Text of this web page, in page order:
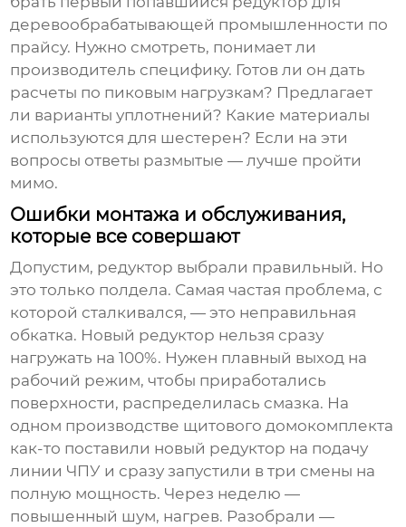
деревообрабатывающей промышленности по
прайсу. Нужно смотреть, понимает ли
производитель специфику. Готов ли он дать
расчеты по пиковым нагрузкам? Предлагает
ли варианты уплотнений? Какие материалы
используются для шестерен? Если на эти
вопросы ответы размытые — лучше пройти
мимо.
Ошибки монтажа и обслуживания,
которые все совершают
Допустим, редуктор выбрали правильный. Но
это только полдела. Самая частая проблема, с
которой сталкивался, — это неправильная
обкатка. Новый редуктор нельзя сразу
нагружать на 100%. Нужен плавный выход на
рабочий режим, чтобы приработались
поверхности, распределилась смазка. На
одном производстве щитового домокомплекта
как-то поставили новый редуктор на подачу
линии ЧПУ и сразу запустили в три смены на
полную мощность. Через неделю —
повышенный шум, нагрев. Разобрали —